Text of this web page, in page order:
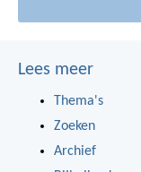
Lees meer
Thema's
Zoeken
Archief